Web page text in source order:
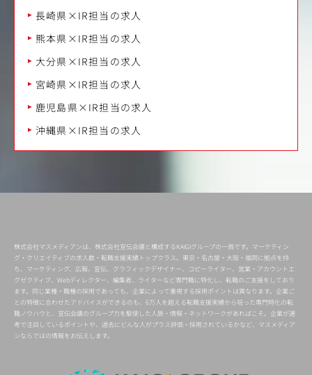
長崎県×IR担当の求人
熊本県×IR担当の求人
大分県×IR担当の求人
宮崎県×IR担当の求人
鹿児島県×IR担当の求人
沖縄県×IR担当の求人
株式会社マスメディアンは、株式会社宣伝会議と構成するKAIGIグループの一員です。マーケティン
グ・クリエイティブの求人数・転職支援実績トップクラス。東京・名古屋・大阪・福岡に拠点を持
ち、マーケティング、広報、宣伝、グラフィックデザイナー、コピーライター、営業・アカウントエ
グゼクティブ、Webディレクター、編集者、ライターなど専門職に特化し、転職のご支援をしており
ます。同じ業種・職種の採用であっても、企業によって重視する採用ポイントは異なります。企業ご
との特徴に合わせたアドバイスができるのも、6万人を超える転職支援実績から培った専門特化の転
職ノウハウと、宣伝会議のグループ力を駆使した人脈・情報・ネットワークがあればこそ。企業が選
考で注目しているポイントや、過去にどんな人がプラス評価・採用されているかなど、マスメディア
ンならではの情報をお伝えします。